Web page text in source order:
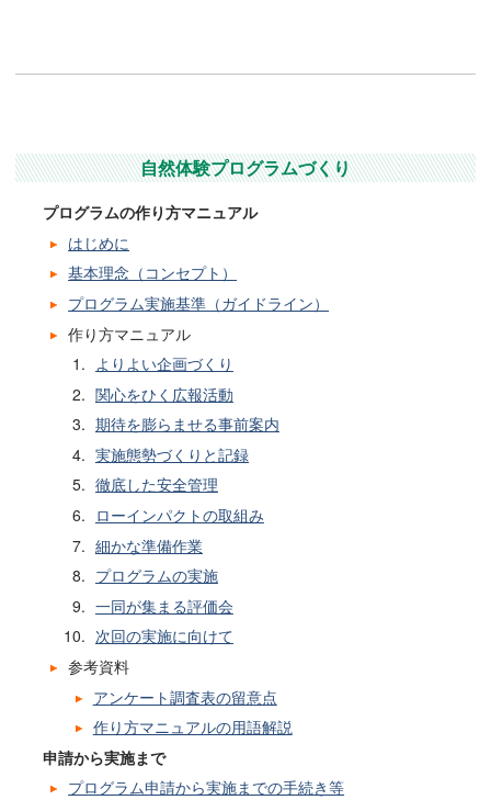
自然体験プログラムづくり
プログラムの作り方マニュアル
はじめに
基本理念（コンセプト）
プログラム実施基準（ガイドライン）
作り方マニュアル
よりよい企画づくり
関心をひく広報活動
期待を膨らませる事前案内
実施態勢づくりと記録
徹底した安全管理
ローインパクトの取組み
細かな準備作業
プログラムの実施
一同が集まる評価会
次回の実施に向けて
参考資料
アンケート調査表の留意点
作り方マニュアルの用語解説
申請から実施まで
プログラム申請から実施までの手続き等